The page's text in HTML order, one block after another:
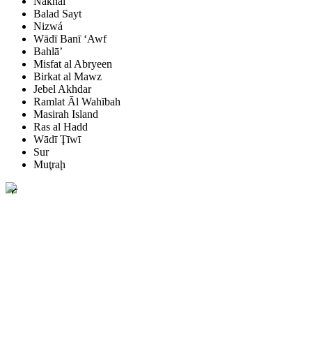
Balad Sayt
Nizwá
Wādī Banī ‘Awf
Bahlā’
Misfat al Abryeen
Birkat al Mawz
Jebel Akhdar
Ramlat Āl Wahībah
Masirah Island
Ras al Hadd
Wādī Ţīwī
Sur
Muţraḩ